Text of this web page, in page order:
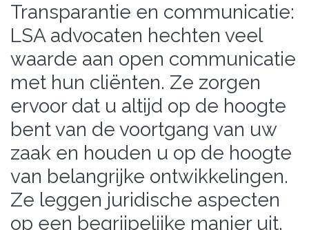
Transparantie en communicatie:
LSA advocaten hechten veel
waarde aan open communicatie
met hun cliënten. Ze zorgen
ervoor dat u altijd op de hoogte
bent van de voortgang van uw
zaak en houden u op de hoogte
van belangrijke ontwikkelingen.
Ze leggen juridische aspecten
op een begrijpelijke manier uit,